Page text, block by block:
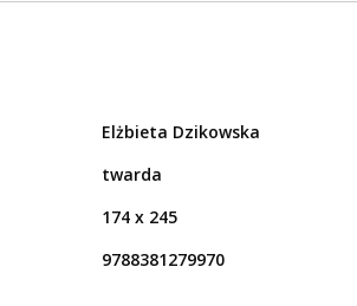
Elżbieta Dzikowska
twarda
174 x 245
9788381279970